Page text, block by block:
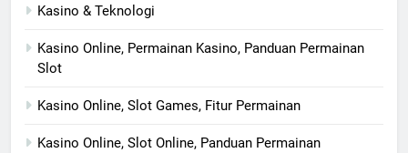
Kasino & Teknologi
Kasino Online, Permainan Kasino, Panduan Permainan
Slot
Kasino Online, Slot Games, Fitur Permainan
Kasino Online, Slot Online, Panduan Permainan